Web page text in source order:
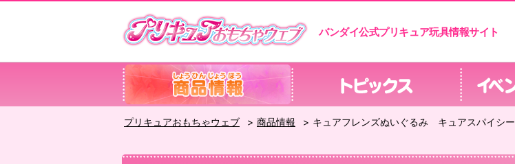
バンダイ公式プリキュア玩具情報サイト
プリキュアおもちゃウェブ 商品情報 キュアフレンズぬいぐるみ キュアスパイシー